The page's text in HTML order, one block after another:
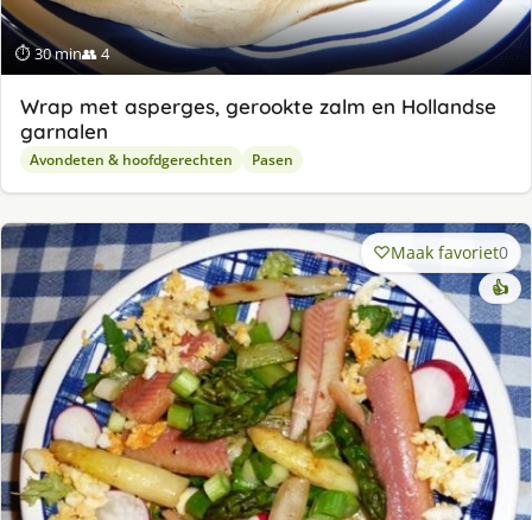
⏱ 30 min👥 4
Wrap met asperges, gerookte zalm en Hollandse
garnalen
Avondeten & hoofdgerechten Pasen
Maak favoriet0
👍